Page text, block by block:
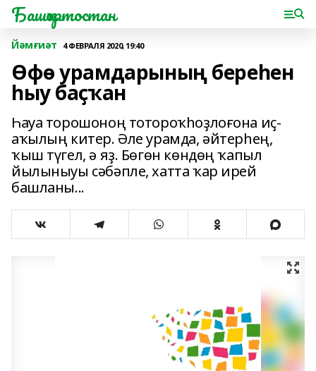
Башҡортостан
Йәмғиәт 4 ФЕВРАЛЯ 2020, 19:40
Өфө урамдарының береһен
һыу баҫҡан
Һауа торошоноң тотороҡһоҙлоғона иҫ-
аҡылың китер. Әле урамда, әйтерһең,
ҡыш түгел, ә яҙ. Бөгөн көндөң ҡапыл
йылыныуы сәбәпле, хатта ҡар ирей
башланы...